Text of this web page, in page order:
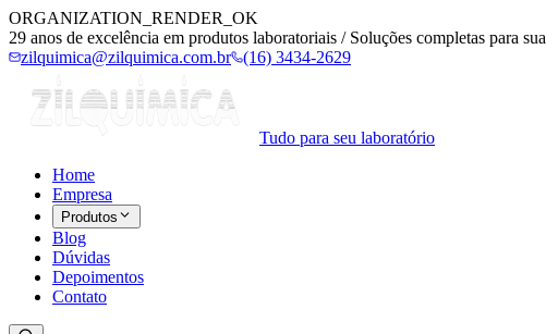
ORGANIZATION_RENDER_OK
29 anos de excelência em produtos laboratoriais / Soluções completas para
zilquimica@zilquimica.com.br
(16) 3434-2629
Tudo para seu laboratório
Home
Empresa
Produtos
Blog
Dúvidas
Depoimentos
Contato